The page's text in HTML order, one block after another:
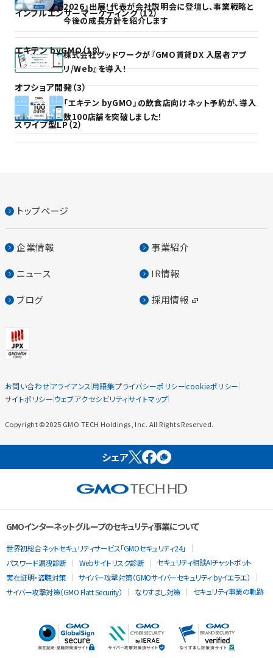
インフルエンサーマーケティング（12）
エキテン byGMO（18）
オフショア開発（3）
スワイプ型LP（2）
2026」出展！代表が会社説明会に登壇し、事業戦略と
今後の成長方針を紹介します
株式会社グッドワークが『GMO賃貸DX 入居者アプ
リ/Web』を導入！
「エキテン byGMO」の飲食店向けネット予約が、導入
数100店舗を突破しました！
トップページ
企業情報 事業紹介
ニュース IR情報
ブログ 採用情報
お問い合わせアライアンス 用語集プライバシーポリシーcookieポリシー
サイトポリシー ウェブアクセシビリティサイトマップ
Copyright ©2025 GMO TECH Holdings, Inc. All Rights Reserved.
シェア
GMOインターネットグループのセキュリティ事業について
世界初総合ネットセキュリティサービス「GMOセキュリティ24」
パスワード漏洩診断
Webサイトリスク診断
セキュリティ相談AIチャットボット
実在証明・盗聴対策
サイバー攻撃対策（GMOサイバーセキュリティ byイエラエ）
サイバー攻撃対策（GMO Flatt Security）
なりすまし対策 セキュリティ事業の軌跡